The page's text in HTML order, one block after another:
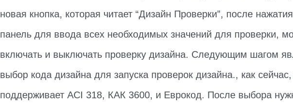
новая кнопка, которая читает “Дизайн Проверки”, после
панель для ввода всех необходимых значений для проверки,
включать и выключать проверку дизайна. Следующим шагом
выбор кода дизайна для запуска проверок дизайна., как
поддерживает ACI 318, КАК 3600, и Еврокод. После выбора